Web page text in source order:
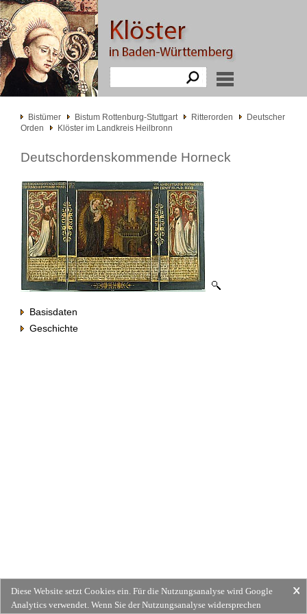
Bistümer Bistum Rottenburg-Stuttgart Ritterorden
Deutscher
Orden
Klöster im Landkreis Heilbronn
Deutschordenskommende Horneck
Basisdaten
Geschichte
Diese Website setzt Cookies ein. Für die Nutzungsanalyse wird Google
Analytics verwendet. Wenn Sie der Nutzungsanalyse widersprechen